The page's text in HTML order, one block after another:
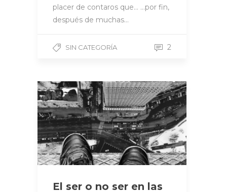
placer de contaros que… …por fin,
después de muchas…
SIN CATEGORÍA 2
El ser o no ser en las